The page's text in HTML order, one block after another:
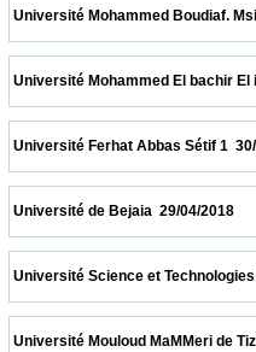
Université Mohammed
Université Mohammed El
Université Ferhat Abbas
Université de Bejaia  29/
Université Science et
Université Mouloud